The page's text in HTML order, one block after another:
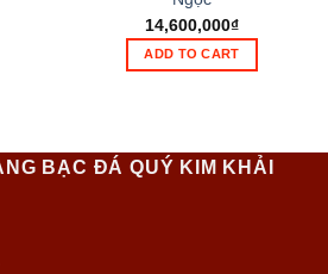
14,600,000₫
ADD TO CART
BẠC ĐÁ QUÝ KIM KHẢI